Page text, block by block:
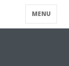
MENU